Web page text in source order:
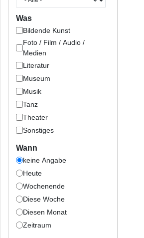
Was
Bildende Kunst
Foto / Film / Audio /
Medien
Literatur
Museum
Musik
Tanz
Theater
Sonstiges
Wann
keine Angabe
Heute
Wochenende
Diese Woche
Diesen Monat
Zeitraum